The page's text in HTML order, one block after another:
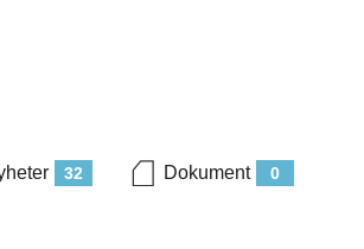
32 0
Dokument